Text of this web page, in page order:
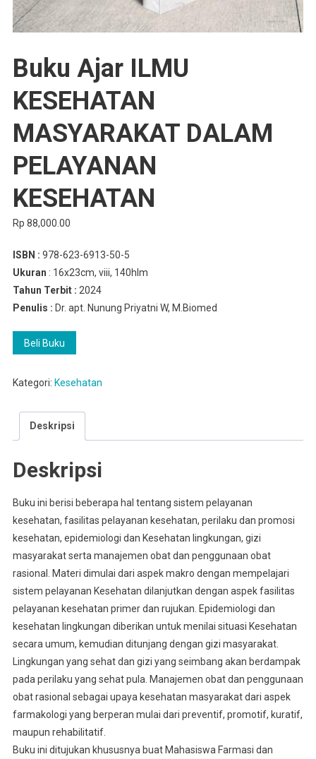
Buku Ajar ILMU
KESEHATAN
MASYARAKAT DALAM
PELAYANAN
KESEHATAN
Rp 88,000.00
ISBN : 978-623-6913-50-5
Ukuran : 16x23cm, viii, 140hlm
Tahun Terbit : 2024
Penulis : Dr. apt. Nunung Priyatni W, M.Biomed
Beli Buku
Kategori: Kesehatan
Deskripsi
Deskripsi
Buku ini berisi beberapa hal tentang sistem pelayanan
kesehatan, fasilitas pelayanan kesehatan, perilaku dan promosi
kesehatan, epidemiologi dan Kesehatan lingkungan, gizi
masyarakat serta manajemen obat dan penggunaan obat
rasional. Materi dimulai dari aspek makro dengan mempelajari
sistem pelayanan Kesehatan dilanjutkan dengan aspek fasilitas
pelayanan kesehatan primer dan rujukan. Epidemiologi dan
kesehatan lingkungan diberikan untuk menilai situasi Kesehatan
secara umum, kemudian ditunjang dengan gizi masyarakat.
Lingkungan yang sehat dan gizi yang seimbang akan berdampak
pada perilaku yang sehat pula. Manajemen obat dan penggunaan
obat rasional sebagai upaya kesehatan masyarakat dari aspek
farmakologi yang berperan mulai dari preventif, promotif, kuratif,
maupun rehabilitatif.
Buku ini ditujukan khususnya buat Mahasiswa Farmasi dan